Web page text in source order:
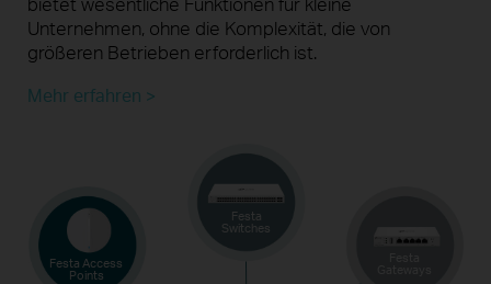
Unternehmen, ohne die Komplexität, die von
größeren Betrieben erforderlich ist.
Mehr erfahren >
Festa Access
Points
Festa
Switches